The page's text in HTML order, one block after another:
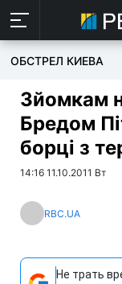
ОБСТРЕЛ КИЕВА
Зйомкам
Бредом
борці з
14:16 11.10.2011 Вт
RBC.UA
Не трать